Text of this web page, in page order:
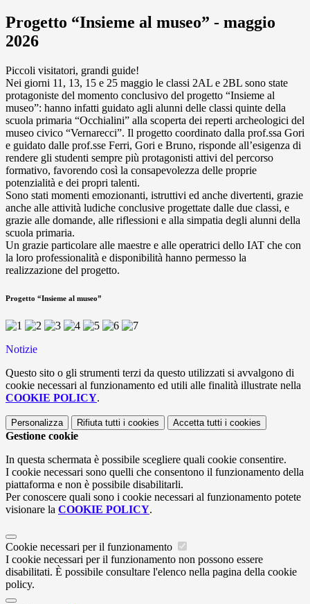
Progetto “Insieme al museo” - maggio
2026
Piccoli visitatori, grandi guide!
Nei giorni 11, 13, 15 e 25 maggio le classi 2AL e 2BL sono state
protagoniste del momento conclusivo del progetto “Insieme al
museo”: hanno infatti guidato agli alunni delle classi quinte della
scuola primaria “Occhialini” alla scoperta dei reperti archeologici del
museo civico “Vernarecci”. Il progetto coordinato dalla prof.ssa Gori
e guidato dalle prof.sse Ferri, Gori e Bruno, risponde all’esigenza di
rendere gli studenti sempre più protagonisti attivi del percorso
formativo, favorendo così la consapevolezza delle proprie
potenzialità e dei propri talenti.
Sono stati momenti emozionanti, istruttivi ed anche divertenti, grazie
anche alle attività ludiche conclusive progettate dalle due classi, e
grazie alle domande, alle riflessioni e alla simpatia degli alunni della
scuola primaria.
Un grazie particolare alle maestre e alle operatrici dello IAT che con
la loro professionalità e disponibilità hanno permesso la
realizzazione del progetto.
Progetto “Insieme al museo”
Notizie
Questo sito o gli strumenti terzi da questo utilizzati si avvalgono di
cookie necessari al funzionamento ed utili alle finalità illustrate nella
COOKIE POLICY.
Personalizza Rifiuta tutti i cookies Accetta tutti i cookies
Gestione cookie
In questa schermata è possibile scegliere quali cookie consentire.
I cookie necessari sono quelli che consentono il funzionamento della
piattaforma e non è possibile disabilitarli.
Per conoscere quali sono i cookie necessari al funzionamento potete
visionare la COOKIE POLICY.
Cookie necessari per il funzionamento
I cookie necessari per il funzionamento non possono essere
disabilitati. È possibile consultare l'elenco nella pagina della cookie
policy.